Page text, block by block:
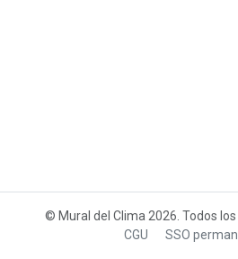
© Mural del Clima 2026. Todos
CGU
SSO